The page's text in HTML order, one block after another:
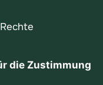
die Zustimmung